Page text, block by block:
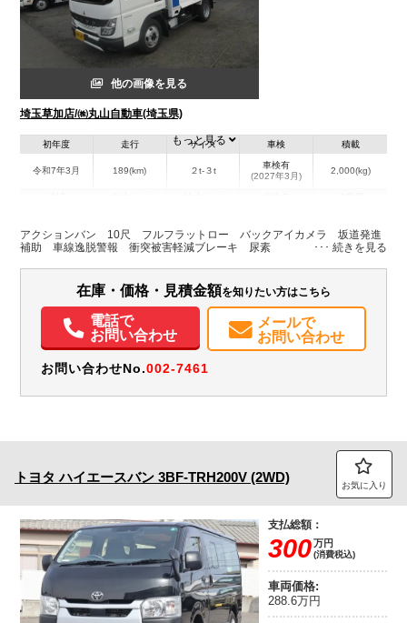
他の画像を見る
埼玉草加店/㈱丸山自動車(埼玉県)
初年度
令和7年3月
走行
189(km)
サイズ
２t-３t
車検
車検有
(2027年3月)
積載
2,000(kg)
W:1,575
H:1,990
W:1,820
H:2,910
無
装備情報
バックモニター
取扱説明書（一部含む） メンテナンスノート（保証書）
もっと見る
アクションバン 10尺 フルフラットロー バックアイカメラ 坂道発進
補助 車線逸脱警報 衝突被害軽減ブレーキ 尿素
在庫・価格・見積金額を知りたい方はこちら
電話で
お問い合わせ
メールで
お問い合わせ
お問い合わせNo.002-7461
トヨタ ハイエースバン 3BF-TRH200V (2WD) お気に入り
支払総額：
300万円
(消費税込)
車両価格:
288.6万円